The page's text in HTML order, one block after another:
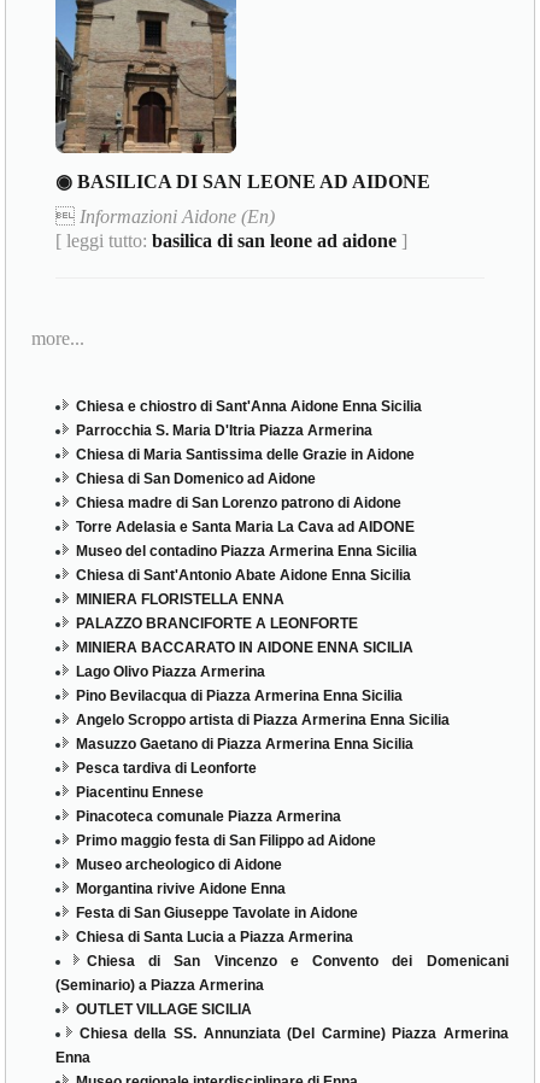
◉ BASILICA DI SAN LEONE AD AIDONE
 Informazioni Aidone (En)
[ leggi tutto:basilica di san leone ad aidone ]
more...
Chiesa e chiostro di Sant'Anna Aidone Enna Sicilia
Parrocchia S. Maria D'Itria Piazza Armerina
Chiesa di Maria Santissima delle Grazie in Aidone
Chiesa di San Domenico ad Aidone
Chiesa madre di San Lorenzo patrono di Aidone
Torre Adelasia e Santa Maria La Cava ad AIDONE
Museo del contadino Piazza Armerina Enna Sicilia
Chiesa di Sant'Antonio Abate Aidone Enna Sicilia
MINIERA FLORISTELLA ENNA
PALAZZO BRANCIFORTE A LEONFORTE
MINIERA BACCARATO IN AIDONE ENNA SICILIA
Lago Olivo Piazza Armerina
Pino Bevilacqua di Piazza Armerina Enna Sicilia
Angelo Scroppo artista di Piazza Armerina Enna Sicilia
Masuzzo Gaetano di Piazza Armerina Enna Sicilia
Pesca tardiva di Leonforte
Piacentinu Ennese
Pinacoteca comunale Piazza Armerina
Primo maggio festa di San Filippo ad Aidone
Museo archeologico di Aidone
Morgantina rivive Aidone Enna
Festa di San Giuseppe Tavolate in Aidone
Chiesa di Santa Lucia a Piazza Armerina
Chiesa di San Vincenzo e Convento dei Domenicani
(Seminario) a Piazza Armerina
OUTLET VILLAGE SICILIA
Chiesa della SS. Annunziata (Del Carmine) Piazza Armerina
Enna